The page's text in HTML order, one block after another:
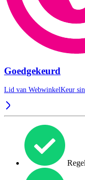
Goedgekeurd
Lid van WebwinkelKeur